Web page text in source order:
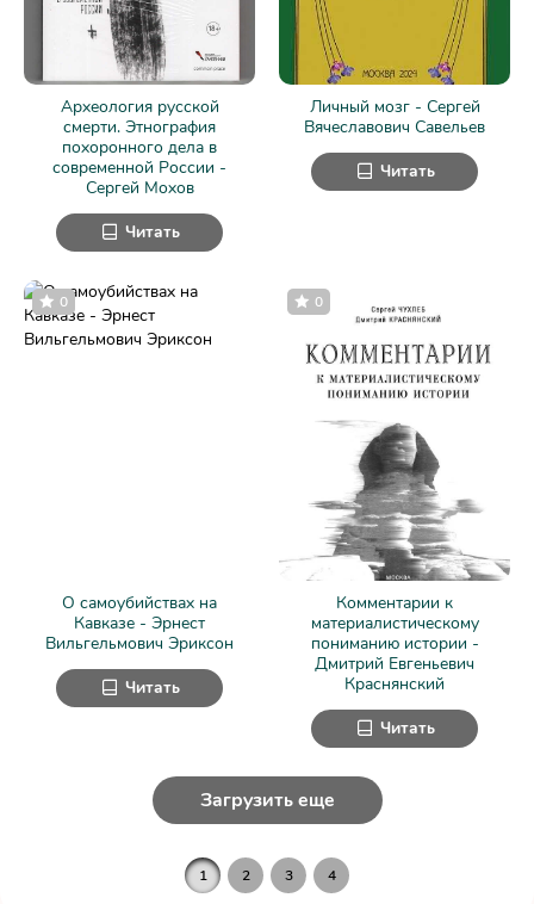
Археология русской
смерти. Этнография
похоронного дела в
современной России -
Сергей Мохов
Читать
Личный мозг - Сергей
Вячеславович Савельев
Читать
О самоубийствах на
Кавказе - Эрнест
Вильгельмович Эриксон
0
Читать
Комментарии к
материалистическому
пониманию истории -
Дмитрий Евгеньевич
Краснянский
0
Читать
Загрузить еще
1 2 3 4